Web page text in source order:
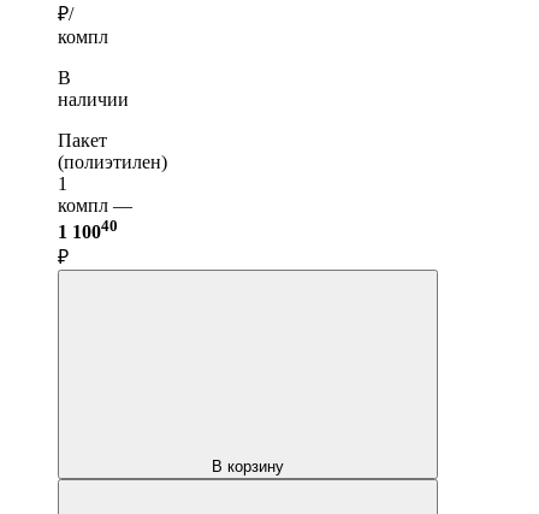
₽/
компл
В
наличии
Пакет
(полиэтилен)
1
компл —
1 10040
₽
В корзину